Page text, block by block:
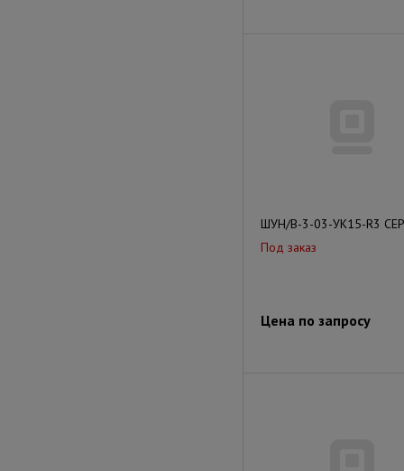
ШУН/В-3-03-УК15-R3
Под заказ
Цена по запросу